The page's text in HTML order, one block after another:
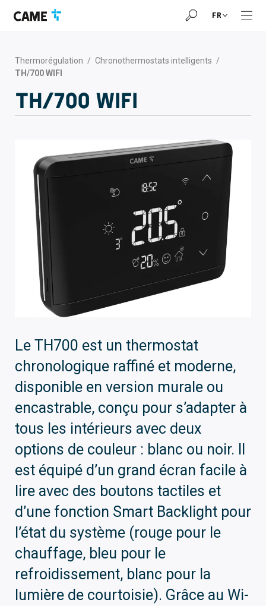
navigation
page
FR
Thermorégulation / Chronothermostats intelligents /
TH/700 WIFI
TH/700 WIFI
Le TH700 est un thermostat
chronologique raffiné et moderne,
disponible en version murale ou
encastrable, conçu pour s’adapter à
tous les intérieurs avec deux
options de couleur : blanc ou noir. Il
est équipé d’un grand écran facile à
lire avec des boutons tactiles et
d’une fonction Smart Backlight pour
l’état du système (rouge pour le
chauffage, bleu pour le
refroidissement, blanc pour la
lumière de courtoisie). Grâce au Wi-